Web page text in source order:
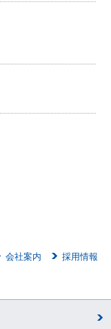
会社案内 採用情報